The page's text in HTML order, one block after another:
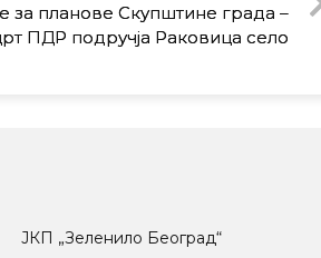
за планове Скупштине града –
ПДР подручја Раковица село
ЈКП „Зеленило Београд“